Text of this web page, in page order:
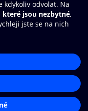
Knihovna
své e-knihy a
a pohodlněji.